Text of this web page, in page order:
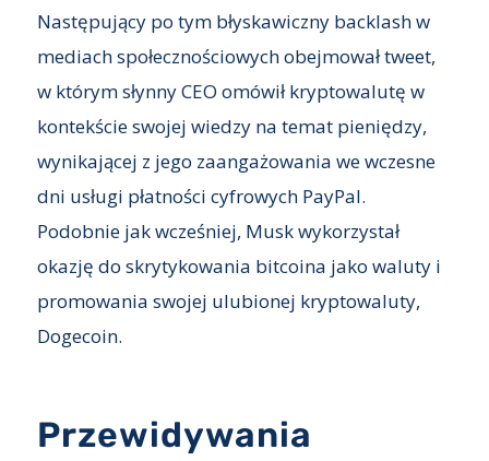
Następujący po tym błyskawiczny backlash w
mediach społecznościowych obejmował tweet,
w którym słynny CEO omówił kryptowalutę w
kontekście swojej wiedzy na temat pieniędzy,
wynikającej z jego zaangażowania we wczesne
dni usługi płatności cyfrowych PayPal.
Podobnie jak wcześniej, Musk wykorzystał
okazję do skrytykowania bitcoina jako waluty i
promowania swojej ulubionej kryptowaluty,
Dogecoin.
Przewidywania